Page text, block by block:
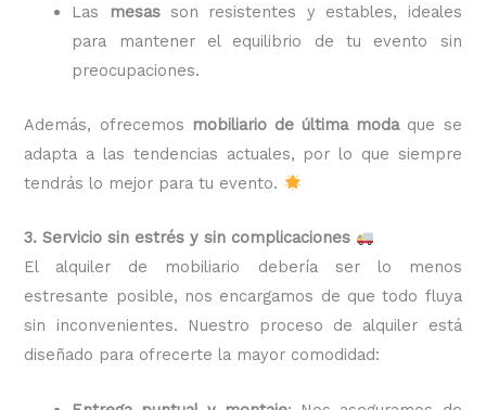
Las mesasson resistentes y estables, ideales
para mantener el equilibrio de tu evento sin
preocupaciones.
Además, ofrecemos mobiliario de última modaque se
adapta a las tendencias actuales, por lo que siempre
tendrás lo mejor para tu evento.
3. Servicio sin estrés y sin complicaciones
El alquiler de mobiliario debería ser lo menos
estresante posible, nos encargamos de que todo fluya
sin inconvenientes. Nuestro proceso de alquiler está
diseñado para ofrecerte la mayor comodidad: